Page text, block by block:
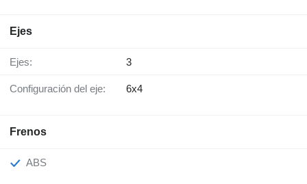
Ejes
Ejes: 3
Configuración del eje: 6x4
Frenos
ABS